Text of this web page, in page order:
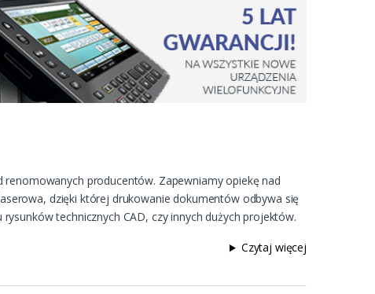
producentów. Zapewniamy opiekę nad
dzięki której drukowanie dokumentów odbywa się
technicznych CAD, czy innych dużych projektów.
Czytaj więcej